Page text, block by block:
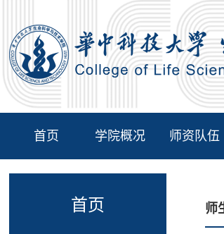
首页 学院概况 师资队伍
首页 师